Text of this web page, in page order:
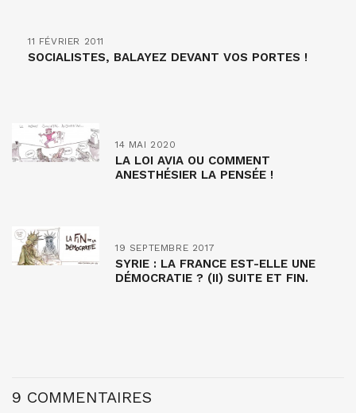
11 FÉVRIER 2011
SOCIALISTES, BALAYEZ DEVANT VOS PORTES !
14 MAI 2020
LA LOI AVIA OU COMMENT
ANESTHÉSIER LA PENSÉE !
19 SEPTEMBRE 2017
SYRIE : LA FRANCE EST-ELLE UNE
DÉMOCRATIE ? (II) SUITE ET FIN.
9 COMMENTAIRES